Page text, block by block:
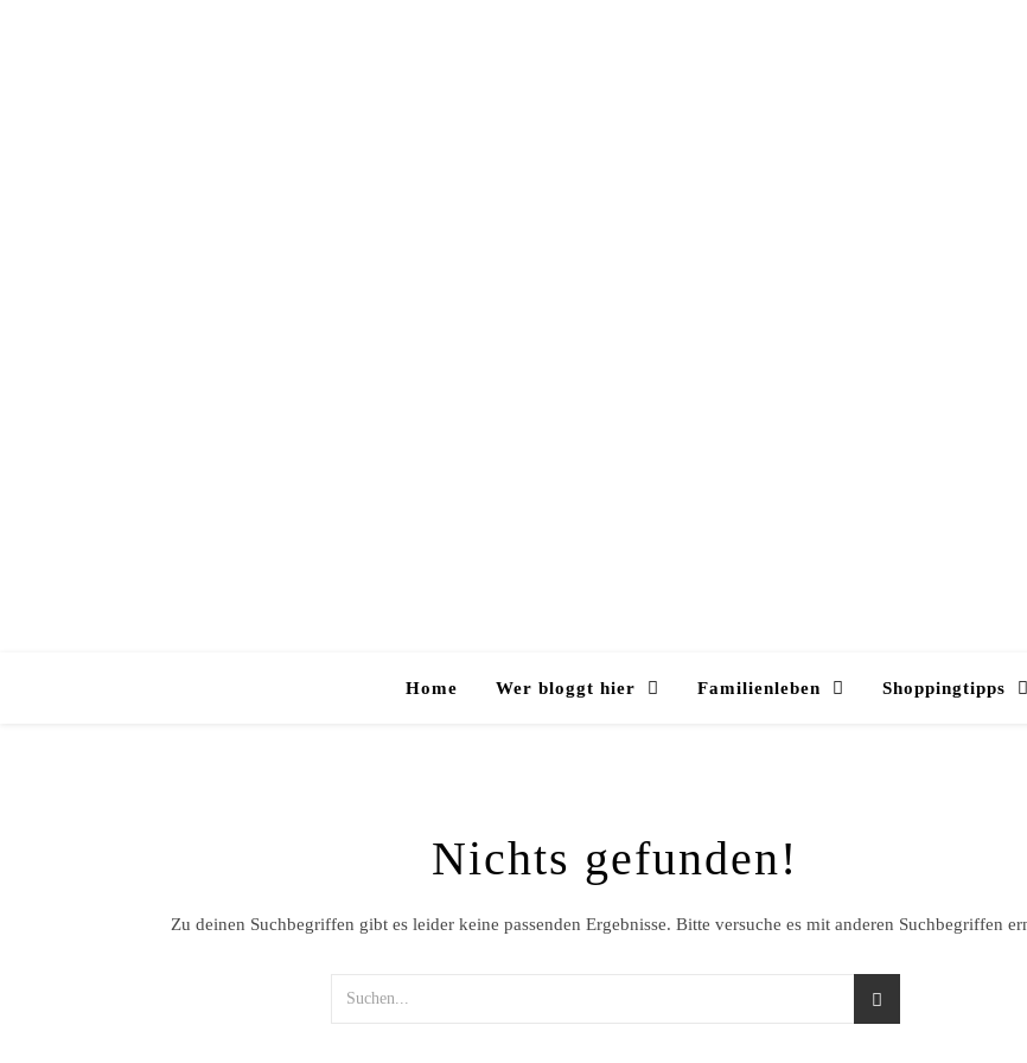
Home Wer bloggt hier Familienleben Shoppingtipps
Nichts gefunden!
Zu deinen Suchbegriffen gibt es leider keine passenden Ergebnisse. Bitte versuche es mit anderen Suchbegriffen